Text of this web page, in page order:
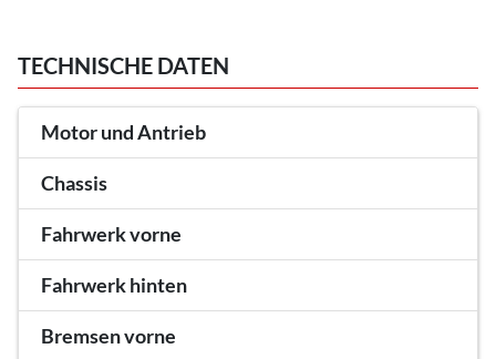
TECHNISCHE DATEN
Motor und Antrieb
Chassis
Fahrwerk vorne
Fahrwerk hinten
Bremsen vorne